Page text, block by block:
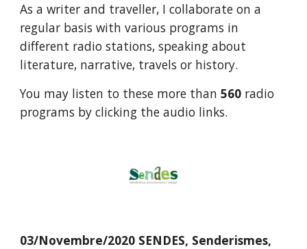
As a writer and traveller, I collaborate on a
regular basis with various programs in
different radio stations, speaking about
literature, narrative, travels or history.
You may listen to these more than 560 radio
programs by clicking the audio links.
03/Novembre/2020 SENDES, Senderismes,